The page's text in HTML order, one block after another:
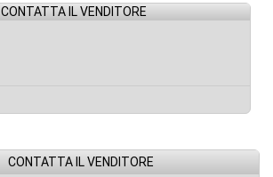
CONTATTA IL VENDITORE
CONTATTA IL VENDITORE